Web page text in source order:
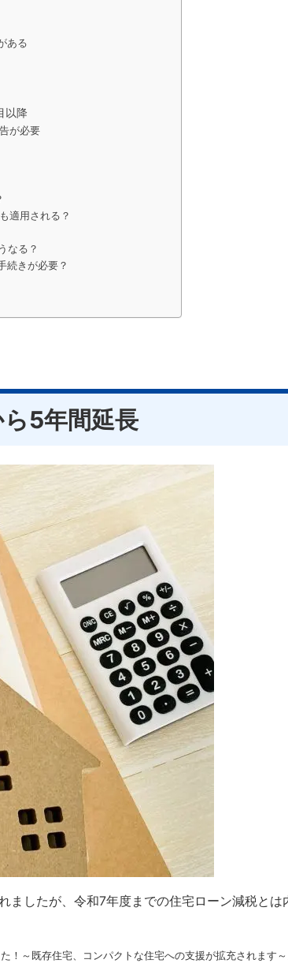
ある
以降
が必要
適用される？
なる？
続きが必要？
5年間延長
ましたが、令和7年度までの住宅ローン減税とは
！～既存住宅、コンパクトな住宅への支援が拡充されます～